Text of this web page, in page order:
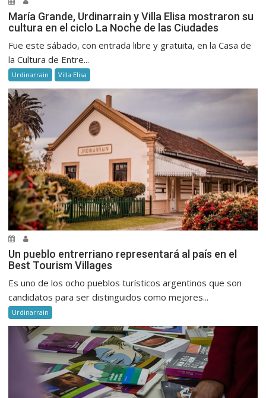
María Grande, Urdinarrain y Villa Elisa mostraron su
cultura en el ciclo La Noche de las Ciudades
Fue este sábado, con entrada libre y gratuita, en la Casa de
la Cultura de Entre...
Urdinarrain Villa Elisa
Un pueblo entrerriano representará al país en el
Best Tourism Villages
Es uno de los ocho pueblos turísticos argentinos que son
candidatos para ser distinguidos como mejores...
Urdinarrain